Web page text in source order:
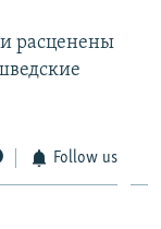
расценены
Follow us